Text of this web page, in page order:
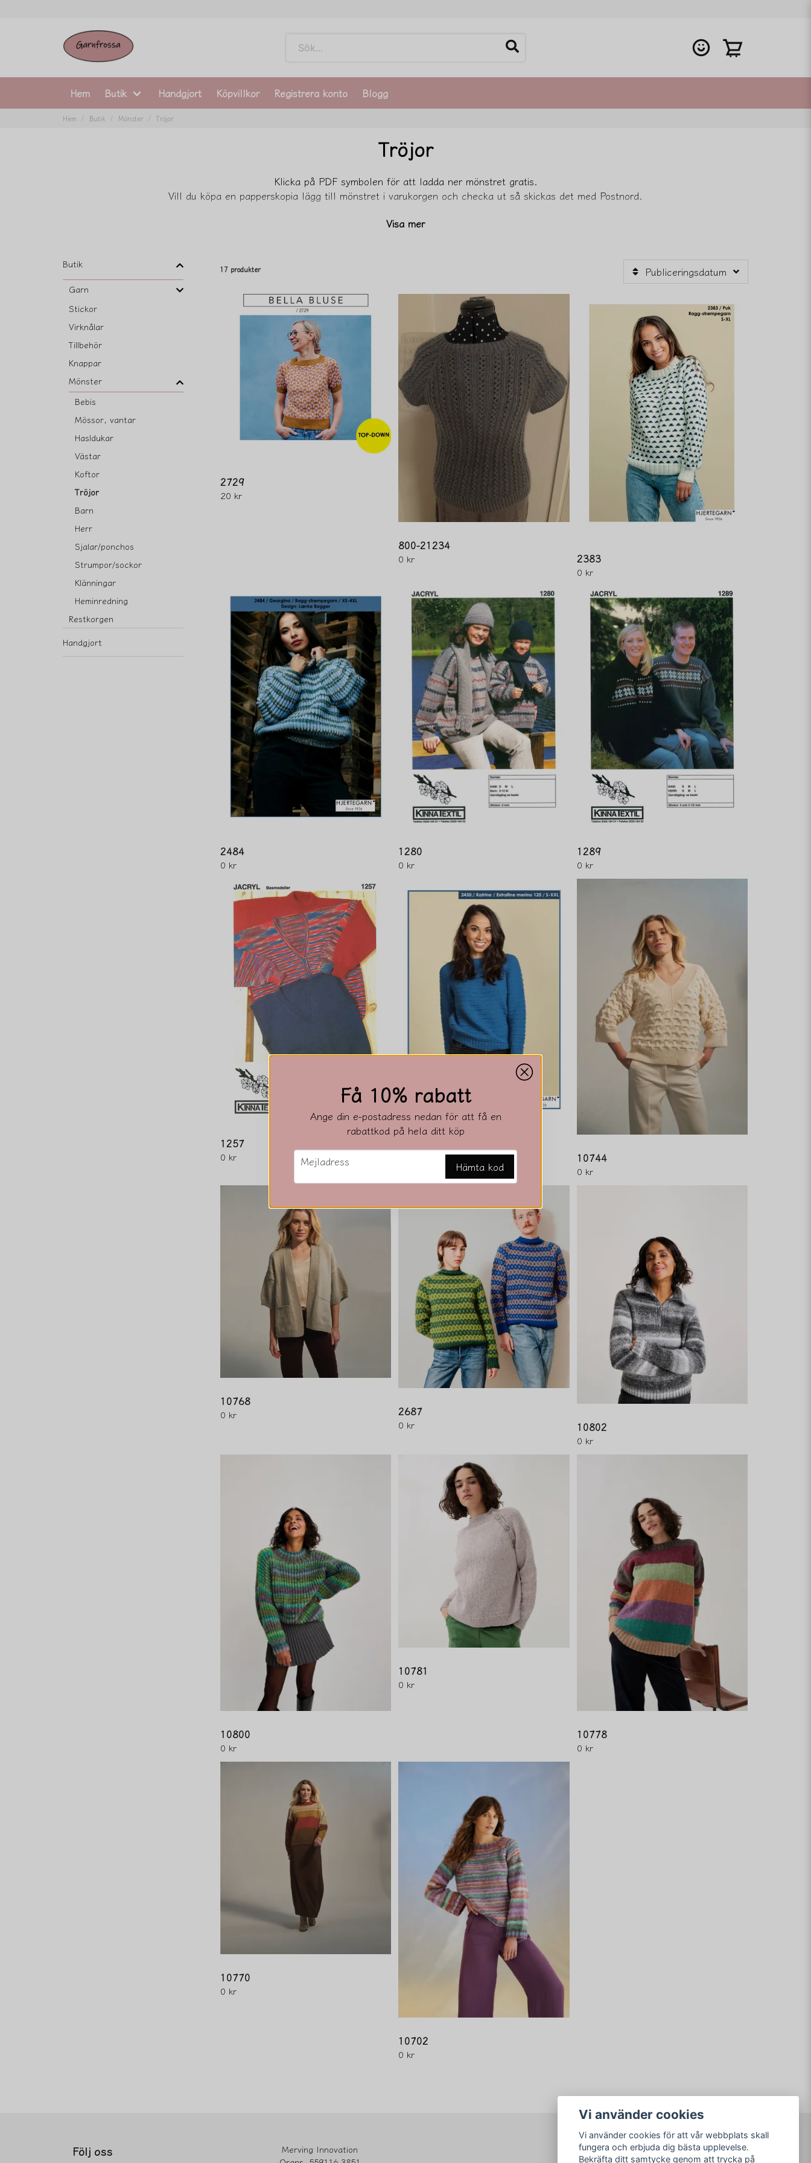
Hem Butik Handgjort Köpvillkor Registrera konto Blogg
Hem Butik Mönster Tröjor
Tröjor
Klicka på PDF symbolen för att ladda ner mönstret gratis.
Vill du köpa en papperskopia lägg till mönstret i varukorgen och checka ut så skickas det med Postnord.
Visa mer
Butik
Garn
Stickor
Virknålar
Tillbehör
Knappar
Mönster
Bebis
Mössor, vantar
Hasldukar
Västar
Koftor
Tröjor
Barn
Herr
Sjalar/ponchos
Strumpor/sockor
Klänningar
Heminredning
Restkorgen
Handgjort
17 produkter Publiceringsdatum
2729
20 kr
800-21234
0 kr 2383
0 kr
2484
0 kr
1280
0 kr
1289
0 kr
1257
0 kr 10744
0 kr
10768
0 kr 2687
0 kr 10802
0 kr
10800
0 kr
10781
0 kr
10778
0 kr
10770
0 kr
10702
0 kr
Få 10% rabatt
Ange din e-postadress nedan för att få en
rabattkod på hela ditt köp
email
Mejladress Hämta kod
Följ oss
Merving Innovation
Vi använder cookies
Vi använder cookies för att vår webbplats skall
fungera och erbjuda dig bästa upplevelse.
Bekräfta ditt samtycke genom att trycka på